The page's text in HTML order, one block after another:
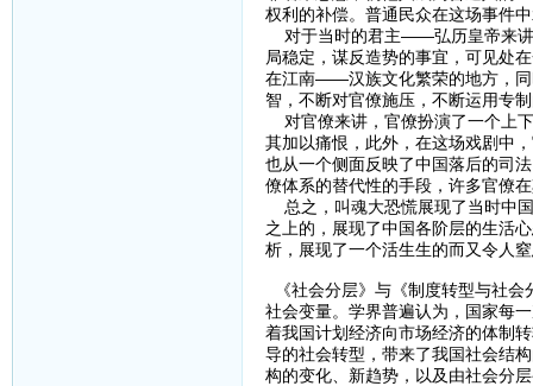
权利的补偿。普通民众在这场事件
对于当时的君主——弘历皇帝来讲
局稳定，谋反造势的事宜，可见处
在江南——汉族文化繁荣的地方，同
智，不断对官僚施压，不断运用专
对官僚来讲，官僚扮演了一个上
其加以痛恨，此外，在这场戏剧中
也从一个侧面反映了中国落后的司
僚体系的替代性的手段，许多官僚
总之，叫魂大恐慌展现了当时中
之上的，展现了中国各阶层的生活
析，展现了一个活生生的而又令人
《社会分层》与《制度转型与社
社会变量。学界普遍认为，国家每
着我国计划经济向市场经济的体制
导的社会转型，带来了我国社会结
构的变化、新趋势，以及由社会分